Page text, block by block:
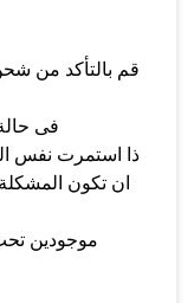
-فى
ان تكون
موجودين